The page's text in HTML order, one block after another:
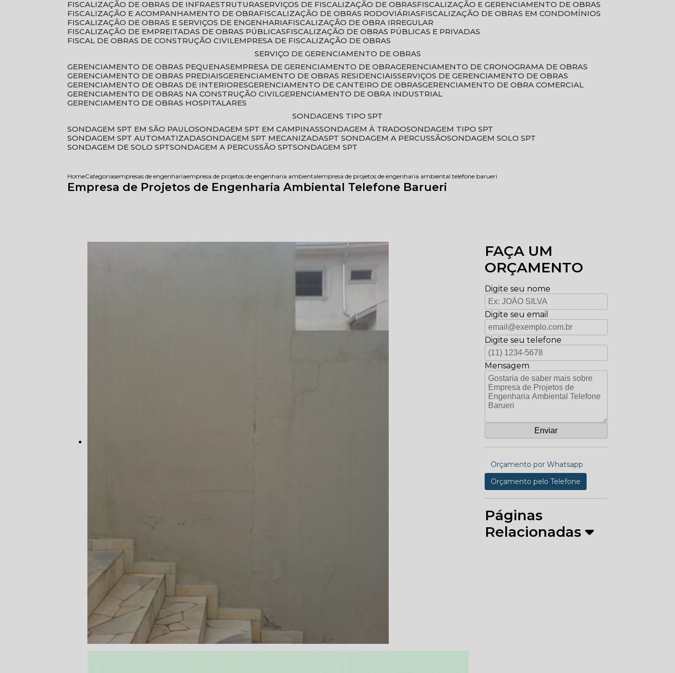
FISCALIZAÇÃO DE OBRAS DE INFRAESTRUTURA SERVIÇOS DE FISCALIZAÇÃO DE OBRAS
FISCALIZAÇÃO E GERENCIAMENTO DE OBRAS
FISCALIZAÇÃO E ACOMPANHAMENTO DE OBRA FISCALIZAÇÃO DE OBRAS RODOVIÁRIAS
FISCALIZAÇÃO DE OBRAS EM CONDOMÍNIOS
FISCALIZAÇÃO DE OBRAS E SERVIÇOS DE ENGENHARIA FISCALIZAÇÃO DE OBRA IRREGULAR
FISCALIZAÇÃO DE EMPREITADAS DE OBRAS PÚBLICAS
FISCALIZAÇÃO DE OBRAS PÚBLICAS E PRIVADAS
FISCAL DE OBRAS DE CONSTRUÇÃO CIVIL EMPRESA DE FISCALIZAÇÃO DE OBRAS
SERVIÇO DE GERENCIAMENTO DE OBRAS
GERENCIAMENTO DE OBRAS PEQUENAS
EMPRESA DE GERENCIAMENTO DE OBRA
GERENCIAMENTO DE CRONOGRAMA DE OBRAS
GERENCIAMENTO DE OBRAS PREDIAIS
GERENCIAMENTO DE OBRAS RESIDENCIAIS SERVIÇOS DE GERENCIAMENTO DE OBRAS
GERENCIAMENTO DE OBRAS DE INTERIORES
GERENCIAMENTO DE CANTEIRO DE OBRAS
GERENCIAMENTO DE OBRA COMERCIAL
GERENCIAMENTO DE OBRAS NA CONSTRUÇÃO CIVIL
GERENCIAMENTO DE OBRA INDUSTRIAL
GERENCIAMENTO DE OBRAS HOSPITALARES
SONDAGENS TIPO SPT
SONDAGEM SPT EM SÃO PAULO SONDAGEM SPT EM CAMPINAS SONDAGEM À TRADO SONDAGEM TIPO SPT
SONDAGEM SPT AUTOMATIZADA SONDAGEM SPT MECANIZADA SPT SONDAGEM A PERCUSSÃO SONDAGEM SOLO SPT
SONDAGEM DE SOLO SPT SONDAGEM A PERCUSSÃO SPT SONDAGEM SPT
HomeCategoriasempresas de engenhariaempresa de projetos de engenharia ambientalempresa de projetos de engenharia ambiental telefone barueri
Empresa de Projetos de Engenharia Ambiental Telefone Barueri
FAÇA UM
ORÇAMENTO
Digite seu nome
Digite seu email
Digite seu telefone
Mensagem
Orçamento por Whatsapp
Orçamento pelo Telefone
Páginas
Relacionadas